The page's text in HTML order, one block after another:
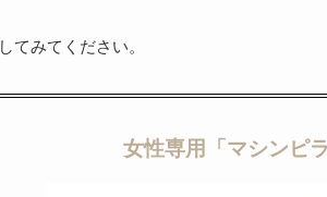
てみてください。
女性専用「マシンピ